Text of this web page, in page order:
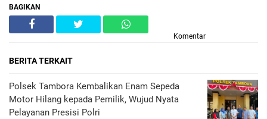
BAGIKAN
Komentar
BERITA TERKAIT
Polsek Tambora Kembalikan Enam Sepeda
Motor Hilang kepada Pemilik, Wujud Nyata
Pelayanan Presisi Polri